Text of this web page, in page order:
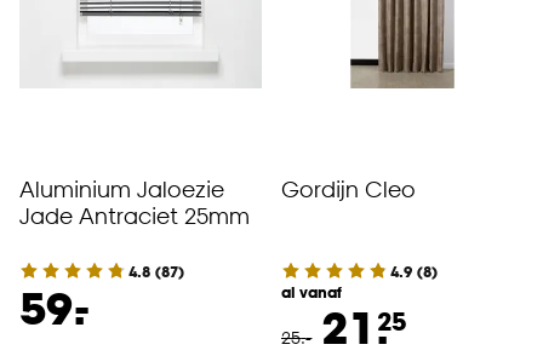
Aluminium Jaloezie
Jade Antraciet 25mm
4.8 (87)
59.
-
Gordijn Cleo
4.9 (8)
al vanaf
25.- 21.25